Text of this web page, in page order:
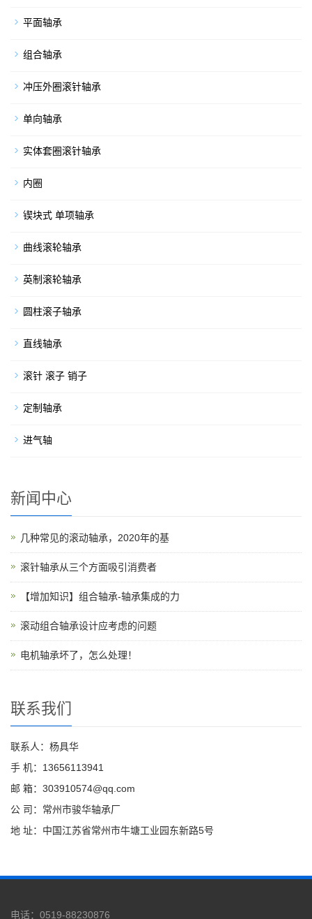
平面轴承
组合轴承
冲压外圈滚针轴承
单向轴承
实体套圈滚针轴承
内圈
锲块式 单项轴承
曲线滚轮轴承
英制滚轮轴承
圆柱滚子轴承
直线轴承
滚针 滚子 销子
定制轴承
进气轴
新闻中心
几种常见的滚动轴承，2020年的基
滚针轴承从三个方面吸引消费者
【增加知识】组合轴承-轴承集成的力
滚动组合轴承设计应考虑的问题
电机轴承坏了，怎么处理！
联系我们
联系人：杨具华
手 机：13656113941
邮 箱：303910574@qq.com
公 司：常州市骏华轴承厂
地 址：中国江苏省常州市牛塘工业园东新路5号
电话：0519-88230876